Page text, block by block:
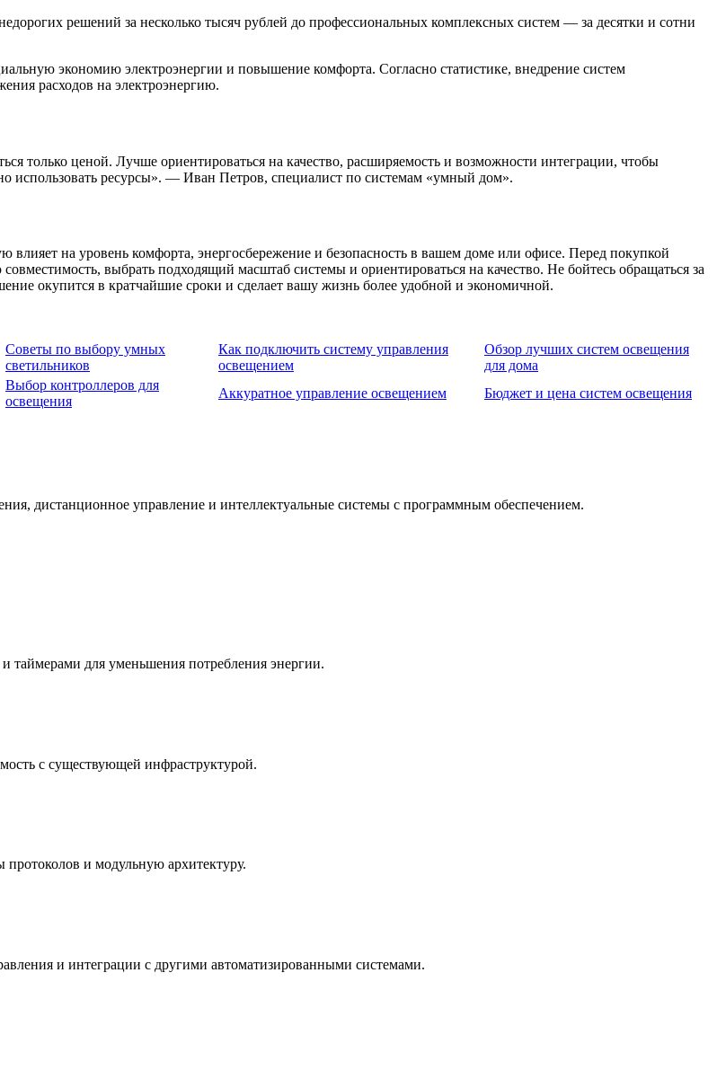
решений за несколько тысяч рублей до профессиональных комплексных систем — за десятки и сотни
экономию электроэнергии и повышение комфорта. Согласно статистике, внедрение систем
расходов на электроэнергию.
только ценой. Лучше ориентироваться на качество, расширяемость и возможности интеграции, чтобы
использовать ресурсы». — Иван Петров, специалист по системам «умный дом».
на уровень комфорта, энергосбережение и безопасность в вашем доме или офисе. Перед покупкой
выбрать подходящий масштаб системы и ориентироваться на качество. Не бойтесь обращаться за
окупится в кратчайшие сроки и сделает вашу жизнь более удобной и экономичной.
Советы по выбору умных
светильников
Как подключить систему управления
освещением
Обзор лучших систем освещения
для дома
Выбор контроллеров для
освещения
Аккуратное управление освещением Бюджет и цена систем освещения
дистанционное управление и интеллектуальные системы с программным обеспечением.
таймерами для уменьшения потребления энергии.
с существующей инфраструктурой.
и модульную архитектуру.
и интеграции с другими автоматизированными системами.